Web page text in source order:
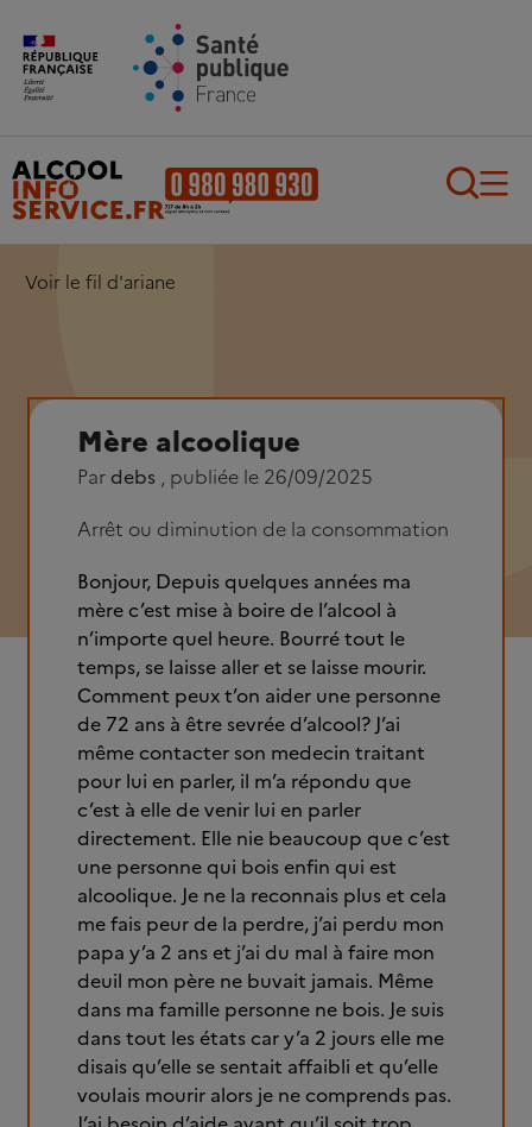
Aller au contenu principal
Voir le fil d'ariane
Mère alcoolique
Par debs , publiée le 26/09/2025
Arrêt ou diminution de la consommation
Bonjour, Depuis quelques années ma
mère c’est mise à boire de l’alcool à
n’importe quel heure. Bourré tout le
temps, se laisse aller et se laisse mourir.
Comment peux t’on aider une personne
de 72 ans à être sevrée d’alcool? J’ai
même contacter son medecin traitant
pour lui en parler, il m’a répondu que
c’est à elle de venir lui en parler
directement. Elle nie beaucoup que c’est
une personne qui bois enfin qui est
alcoolique. Je ne la reconnais plus et cela
me fais peur de la perdre, j’ai perdu mon
papa y’a 2 ans et j’ai du mal à faire mon
deuil mon père ne buvait jamais. Même
dans ma famille personne ne bois. Je suis
dans tout les états car y’a 2 jours elle me
disais qu’elle se sentait affaibli et qu’elle
voulais mourir alors je ne comprends pas.